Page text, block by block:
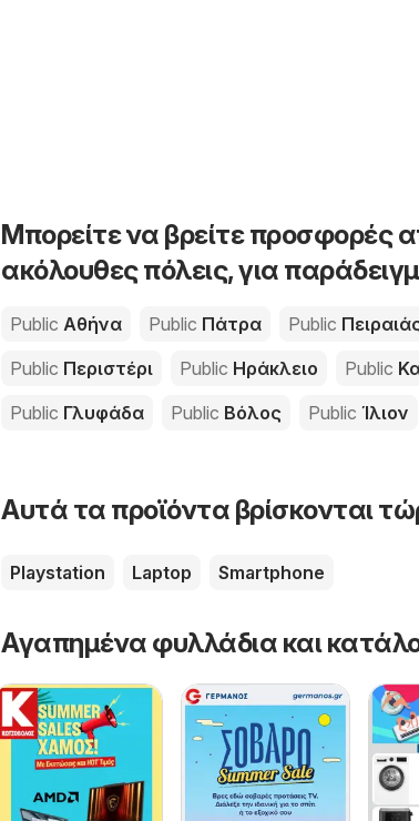
Μπορείτε να βρείτε προσφορές
ακόλουθες πόλεις, για
Public Αθήνα Public Πάτρα Public
Public Περιστέρι Public Ηράκλειο Public
Public Γλυφάδα Public Βόλος Public Ίλιον
Αυτά τα προϊόντα βρίσκονται
Playstation Laptop Smartphone
Αγαπημένα φυλλάδια και